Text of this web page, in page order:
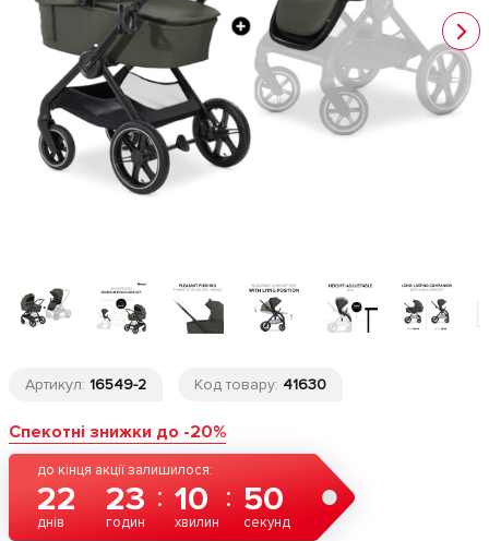
Артикул: 16549-2 Код товару: 41630
Спекотні знижки до -20%
до кінця акції залишилося:
22
днів
23
годин
10
хвилин
50
секунд